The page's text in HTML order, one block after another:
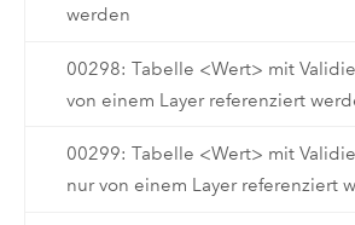
werden
00298: Tabelle <Wert> mit
von einem Layer referenziert
00299: Tabelle <Wert> mit
nur von einem Layer referenziert